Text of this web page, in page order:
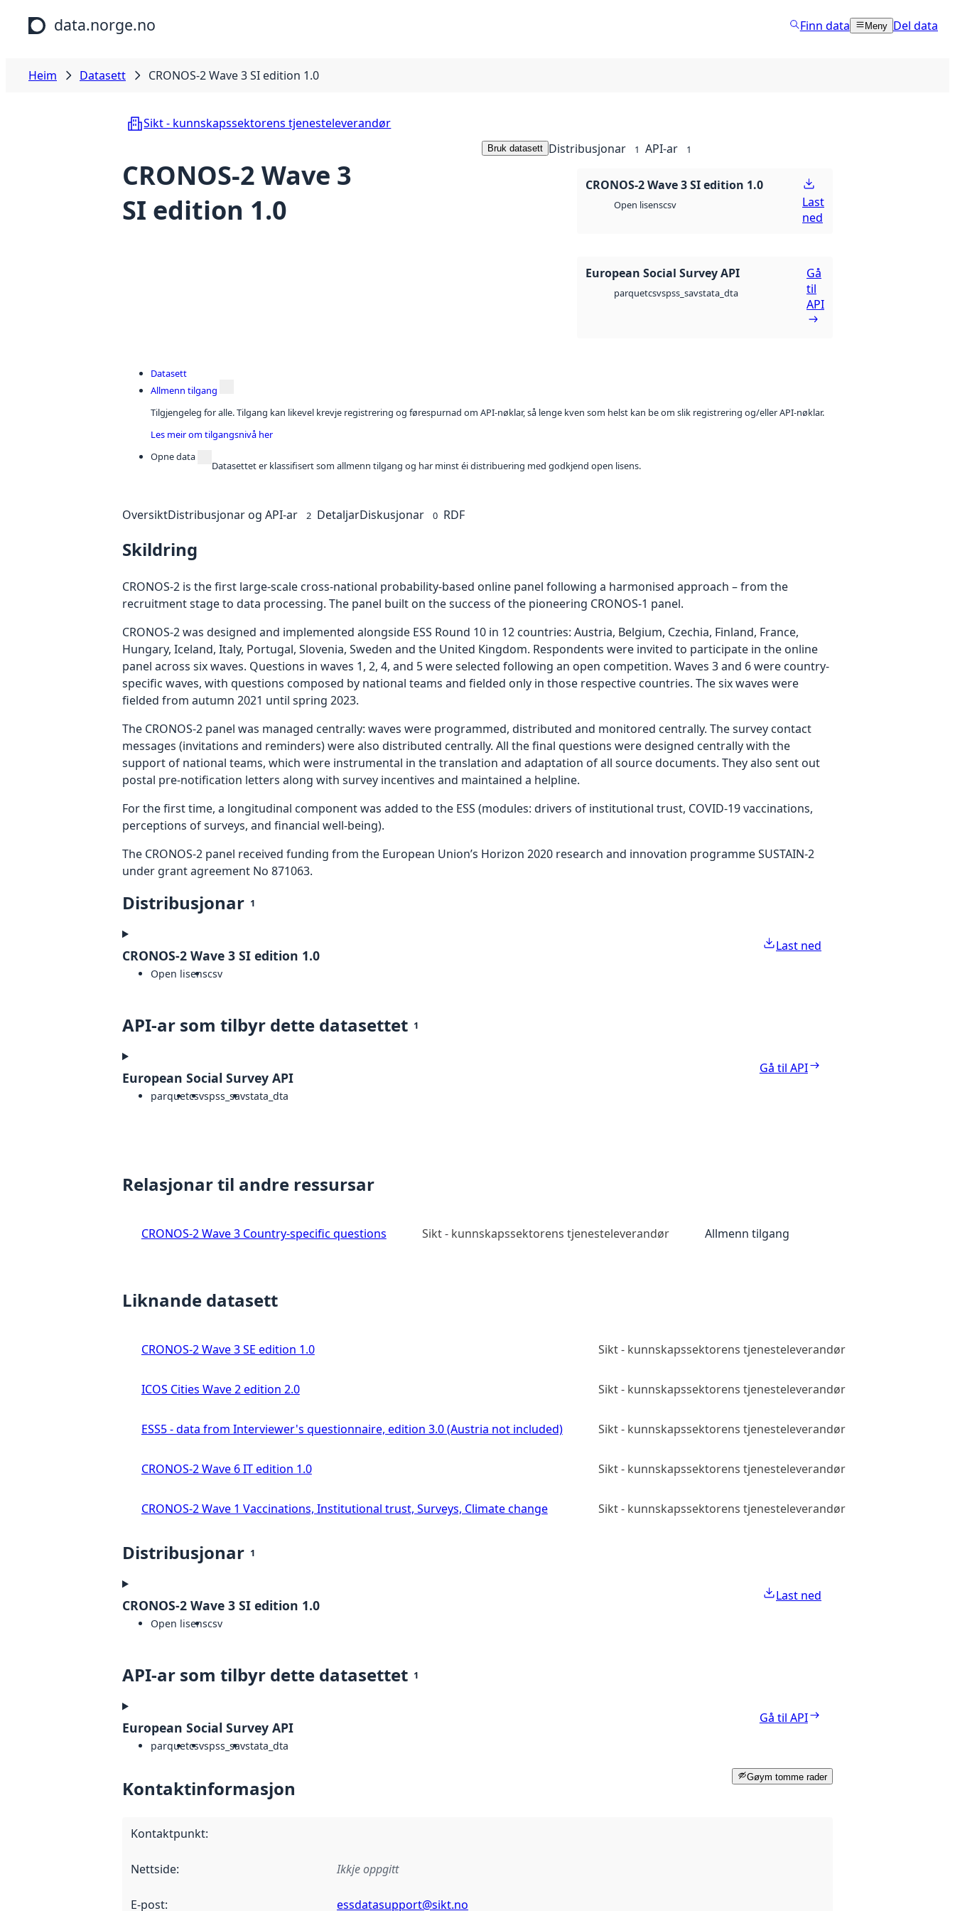
Hopp til hovudinnhald
data.norge.no Finn data Meny Del data
Heim Datasett CRONOS-2 Wave 3 SI edition 1.0
Sikt - kunnskapssektorens tjenesteleverandør
CRONOS-2 Wave 3
SI edition 1.0
Bruk datasett Distribusjonar 1 API-ar 1
CRONOS-2 Wave 3 SI edition 1.0
Open lisenscsv
Last
ned
European Social Survey API
parquetcsvspss_savstata_dta
Gå
til
API
Datasett
Allmenn tilgang
Tilgjengeleg for alle. Tilgang kan likevel krevje registrering og førespurnad om API-nøklar, så lenge kven som helst kan be om slik registrering og/eller API-nøklar.
Les meir om tilgangsnivå her
Opne data
Datasettet er klassifisert som allmenn tilgang og har minst éi distribuering med godkjend open lisens.
OversiktDistribusjonar og API-ar 2 DetaljarDiskusjonar 0 RDF
Skildring
CRONOS-2 is the first large-scale cross-national probability-based online panel following a harmonised approach – from the
recruitment stage to data processing. The panel built on the success of the pioneering CRONOS-1 panel.
CRONOS-2 was designed and implemented alongside ESS Round 10 in 12 countries: Austria, Belgium, Czechia, Finland, France,
Hungary, Iceland, Italy, Portugal, Slovenia, Sweden and the United Kingdom. Respondents were invited to participate in the online
panel across six waves. Questions in waves 1, 2, 4, and 5 were selected following an open competition. Waves 3 and 6 were country-
specific waves, with questions composed by national teams and fielded only in those respective countries. The six waves were
fielded from autumn 2021 until spring 2023.
The CRONOS-2 panel was managed centrally: waves were programmed, distributed and monitored centrally. The survey contact
messages (invitations and reminders) were also distributed centrally. All the final questions were designed centrally with the
support of national teams, which were instrumental in the translation and adaptation of all source documents. They also sent out
postal pre-notification letters along with survey incentives and maintained a helpline.
For the first time, a longitudinal component was added to the ESS (modules: drivers of institutional trust, COVID-19 vaccinations,
perceptions of surveys, and financial well-being).
The CRONOS-2 panel received funding from the European Union’s Horizon 2020 research and innovation programme SUSTAIN-2
under grant agreement No 871063.
Distribusjonar 1
CRONOS-2 Wave 3 SI edition 1.0
Open lisenscsv
Last ned
API-ar som tilbyr dette datasettet 1
European Social Survey API
parquetcsvspss_savstata_dta
Gå til API
Relasjonar til andre ressursar
CRONOS-2 Wave 3 Country-specific questions Sikt - kunnskapssektorens tjenesteleverandør Allmenn tilgang
Liknande datasett
CRONOS-2 Wave 3 SE edition 1.0 Sikt - kunnskapssektorens tjenesteleverandør
ICOS Cities Wave 2 edition 2.0 Sikt - kunnskapssektorens tjenesteleverandør
ESS5 - data from Interviewer's questionnaire, edition 3.0 (Austria not included) Sikt - kunnskapssektorens tjenesteleverandør
CRONOS-2 Wave 6 IT edition 1.0 Sikt - kunnskapssektorens tjenesteleverandør
CRONOS-2 Wave 1 Vaccinations, Institutional trust, Surveys, Climate change Sikt - kunnskapssektorens tjenesteleverandør
Distribusjonar 1
CRONOS-2 Wave 3 SI edition 1.0
Open lisenscsv
Last ned
API-ar som tilbyr dette datasettet 1
European Social Survey API
parquetcsvspss_savstata_dta
Gå til API
Gøym tomme rader
Kontaktinformasjon
Kontaktpunkt:
Nettside: Ikkje oppgitt
E-post: essdatasupport@sikt.no